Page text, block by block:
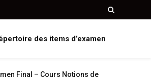
des items d’examen
Final – Cours Notions de